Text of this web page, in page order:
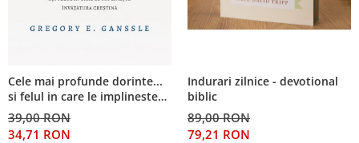
Cele mai profunde dorinte...
si felul in care le implineste
invatatura crestina
39,00 RON
34,71 RON
Indurari zilnice - devotional
biblic
89,00 RON
79,21 RON